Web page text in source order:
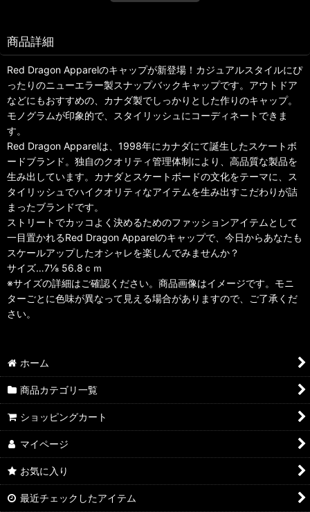
商品詳細
Red Dragon Apparelのキャップが新登場！カジュアルスタイルにぴ
ったりのニューエラー製スナップバックキャップです。アウトドア
などにもおすすめの、カナダ製でしっかりとした作りのキャップ。
モノグラムが印象的で、スタイリッシュにコーディネートできま
す。
Red Dragon Apparelは、1998年にカナダにて誕生したスケートボ
ードブランド。独自のクオリティ管理体制により、高品質な製品を
生み出しています。カナダとスケートボードの文化をテーマに、ス
タイリッシュでハイクオリティなアイテムを生み出すこだわりが詰
まったブランドです。
ストリートでカッコよく決めるためのファッションアイテムとして
一目置かれるRed Dragon Apparelのキャップで、今日からあなたも
スケールアップしたオシャレを楽しんでみませんか？
サイズ…7⅛ 56.8ｃｍ
※サイズの詳細はご確認ください。商品画像はイメージです。モニ
ターごとに色味が異なって見える場合がありますので、ご了承くだ
さい。
ホーム
商品カテゴリ一覧
ショッピングカート
マイページ
お気に入り
最近チェックしたアイテム